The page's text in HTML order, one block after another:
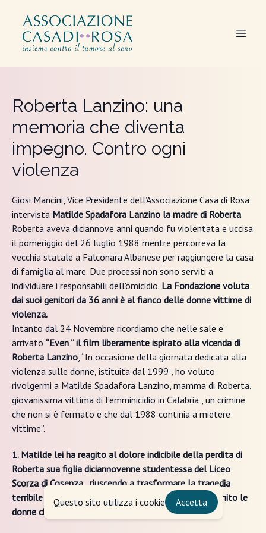
Roberta Lanzino: una
memoria che diventa
impegno. Contro ogni
violenza
Giosi Mancini, Vice Presidente dell’Associazione Casa di Rosa
intervista Matilde Spadafora Lanzino la madre di Roberta.
Roberta aveva diciannove anni quando fu violentata e uccisa
il pomeriggio del 26 luglio 1988 mentre percorreva la
vecchia statale a Falconara Albanese per raggiungere la casa
di famiglia al mare. Due processi non sono serviti a
individuare i responsabili dell'omicidio. La Fondazione voluta
dai suoi genitori da 36 anni è al fianco delle donne vittime di
violenza.
Intanto dal 24 Novembre ricordiamo che nelle sale e’
arrivato “Even ” il film liberamente ispirato alla vicenda di
Roberta Lanzino, “In occasione della giornata dedicata alla
violenza sulle donne, istituita dal 1999 , ho voluto
rivolgermi a Matilde Spadafora Lanzino, mamma di Roberta,
giovanissima vittima di femminicidio in Calabria , un crimine
che non si è fermato e che dal 1988 continia a mietere
vittime”.
1. Matilde lei ha reagito al dolore indicibile della perdita di
Roberta sua figlia diciannovenne studentessa del Liceo
Scorza di Cosenza , riuscendo a trasformare la tragedia
terribile della violenza su Roberta in un urlo che ha unito le
donne che in silenzio avevano subito violenza.
Questo sito utilizza i cookie Accetta